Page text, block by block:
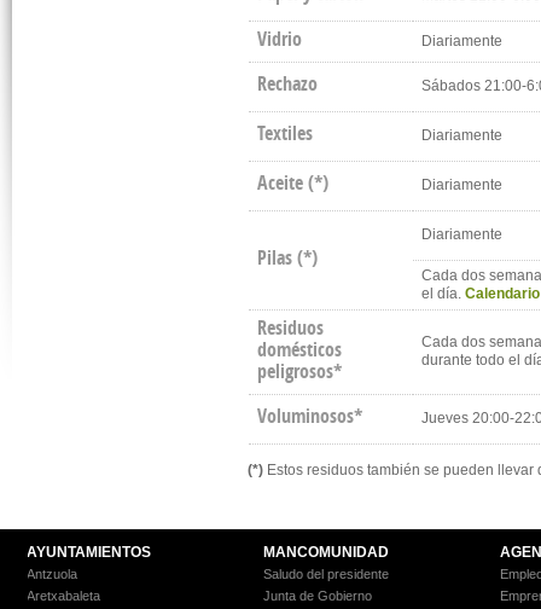
Vidrio Diariamente
Rechazo Sábados 21:00-
Textiles Diariamente
Aceite(*) Diariamente
Pilas(*)
Diariamente
Cada dos
el día.Calendario
Residuos
domésticos
peligrosos*
Cada dos
durante todo el
Voluminosos* Jueves 20:00-
(*) Estos residuos también se pueden
AYUNTAMIENTOS
Antzuola
Aretxabaleta
MANCOMUNIDAD
Saludo del presidente
Junta de Gobierno